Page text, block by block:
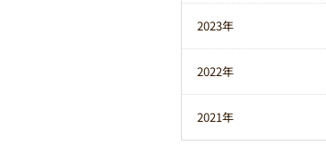
2023年
2022年
2021年